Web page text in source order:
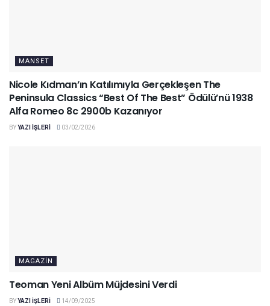
MANSET
Nicole Kıdman’ın Katılımıyla Gerçekleşen The
Peninsula Classics “Best Of The Best” Ödülü’nü 1938
Alfa Romeo 8c 2900b Kazanıyor
BYYAZI IŞLERI 03/02/2026
MAGAZIN
Teoman Yeni Albüm Müjdesini Verdi
BYYAZI IŞLERI 14/09/2025